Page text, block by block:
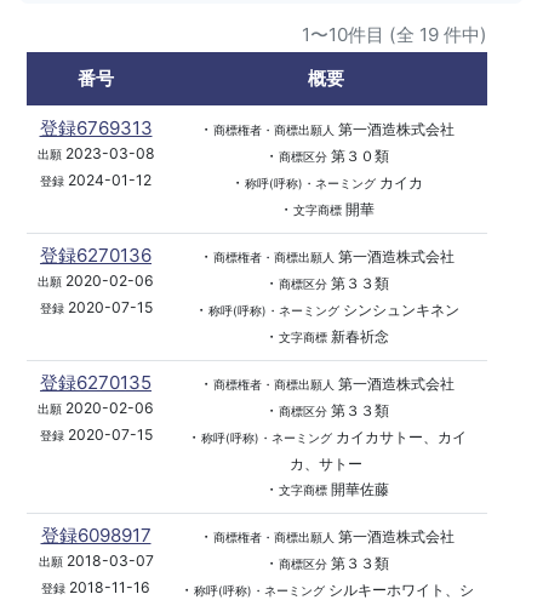
1〜10件目 (全 19 件中)
番号
概要
登録6769313
出願2023-03-08
登録 2024-01-12
・ 商標権者・商標出願人 第一酒造株式会社
・ 商標区分第３０類
・ 称呼(呼称)・ネーミングカイカ
・ 文字商標開華
登録6270136
出願 2020-02-06
登録2020-07-15
・ 商標権者・商標出願人 第一酒造株式会社
・ 商標区分第３３類
・ 称呼(呼称)・ネーミングシンシュンキネン
・ 文字商標新春祈念
登録6270135
出願 2020-02-06
登録2020-07-15
・ 商標権者・商標出願人 第一酒造株式会社
・ 商標区分第３３類
・ 称呼(呼称)・ネーミングカイカサトー、カイ
カ、サトー
・ 文字商標開華佐藤
登録6098917
出願2018-03-07
登録 2018-11-16
・ 商標権者・商標出願人 第一酒造株式会社
・ 商標区分第３３類
・ 称呼(呼称)・ネーミングシルキーホワイト、シ